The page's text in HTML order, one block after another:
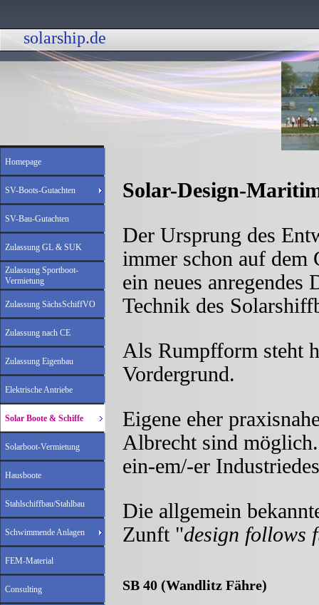
solarship.de
Homepage
SV-Boots-Gutachten
SV-Bau-Gutachten
Zulassung GL & SUK
Zulassung Sportboot-
Vermietung
Zulassung SächsSchiffVO
Zulassung nach CE
Zulassung Eigenbau
Elektrische Antriebe
Solar Boote & Schiffe
Solarboot-Vermietung
Hausboote
Stahlschiffbau/Stahlbau
Schwimmende Anlagen
FEM-Material
Consulting
Solar-Design-
Der Ursprung des
immer schon auf dem
ein neues
Technik des
Als Rumpfform steht
Vordergrund.
Eigene eher
Albrecht sind
ein-em/-er
Die allgemein
Zunft "design follows
SB 40 (Wandlitz Fähre)